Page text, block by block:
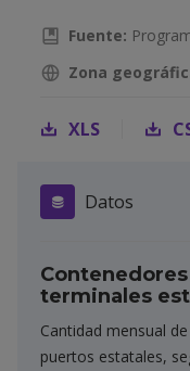
Fuente:
Zona
XLS
Datos
terminales
Cantidad mensual
puertos estatales,